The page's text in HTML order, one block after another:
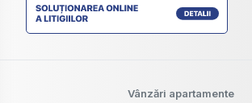
Vânzări apartamente